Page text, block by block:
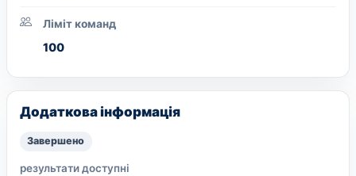
Ліміт команд
100
Додаткова інформація
Завершено
результати доступні